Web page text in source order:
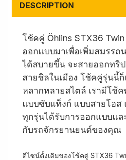
DESCRIPTION
โช้คคู่ Öhlins STX36
ออกแบบมาเพื่อเพิ่มสมรร
ได้สบายขึ้น จะสายออกทริ
สายชิลในเมือง โช้คคู่รุ่นนี้
หลากหลายสไตล์ เรามีโช้ค
แบบซับแท็งก์ แบบสายโฮส
ทุกรุ่นได้รับการออกแบบแล
กับรถจักรยานยนต์ของคุณ
ดีไซน์ดั้งเดิมของโช้คคู่ STX36